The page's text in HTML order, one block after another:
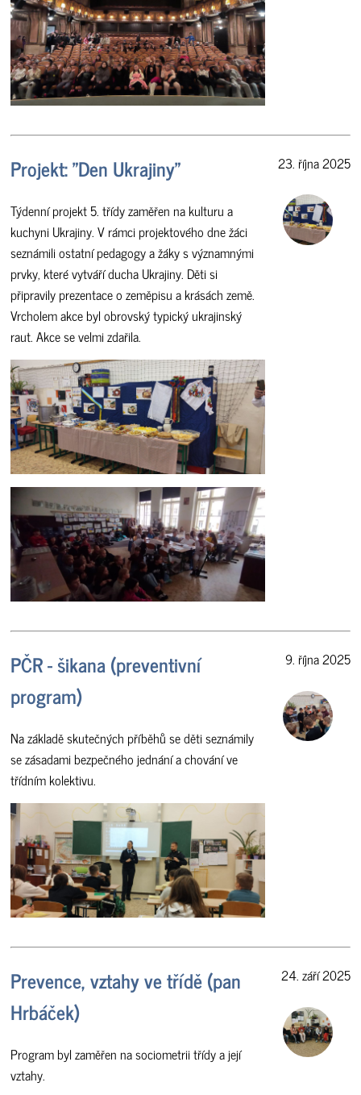
Projekt: "Den Ukrajiny"
Týdenní projekt 5. třídy zaměřen na kulturu a
kuchyni Ukrajiny. V rámci projektového dne žáci
seznámili ostatní pedagogy a žáky s významnými
prvky, které vytváří ducha Ukrajiny. Děti si
připravily prezentace o zeměpisu a krásách země.
Vrcholem akce byl obrovský typický ukrajinský
raut. Akce se velmi zdařila.
23. října 2025
PČR - šikana (preventivní
program)
Na základě skutečných příběhů se děti seznámily
se zásadami bezpečného jednání a chování ve
třídním kolektivu.
9. října 2025
Prevence, vztahy ve třídě (pan
Hrbáček)
Program byl zaměřen na sociometrii třídy a její
vztahy.
24. září 2025